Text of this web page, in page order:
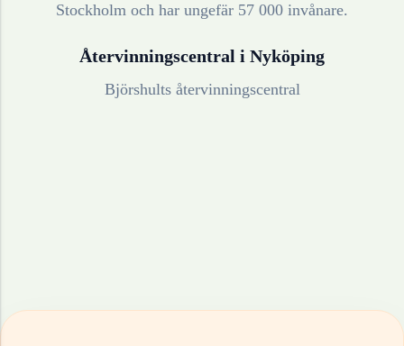
Stockholm och har ungefär 57 000 invånare.
Återvinningscentral i Nyköping
Björshults återvinningscentral